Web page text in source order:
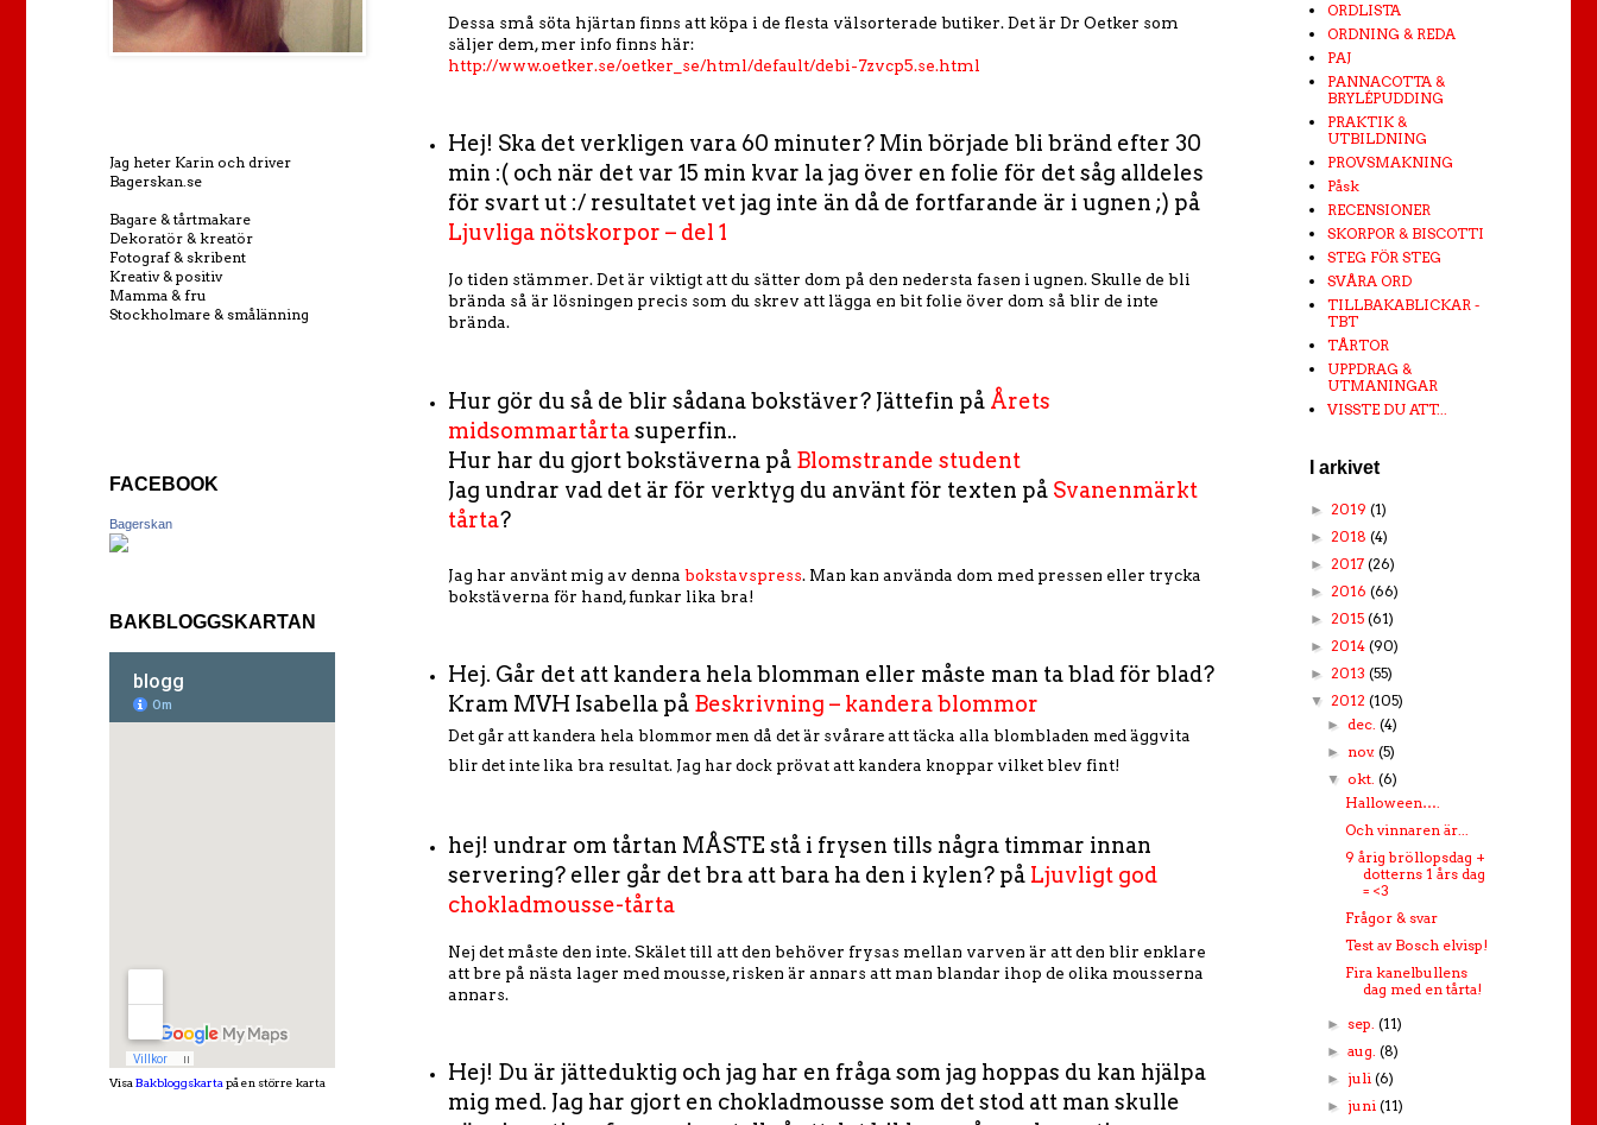
Dessa små söta hjärtan finns att köpa i de flesta välsorterade butiker. Det är Dr Oetker som
säljer dem, mer info finns här:
http://www.oetker.se/oetker_se/html/default/debi-7zvcp5.se.html
Hej! Ska det verkligen vara 60 minuter? Min började bli bränd efter 30
min :( och när det var 15 min kvar la jag över en folie för det såg alldeles
för svart ut :/ resultatet vet jag inte än då de fortfarande är i ugnen ;) på
Ljuvliga nötskorpor – del 1
Jo tiden stämmer. Det är viktigt att du sätter dom på den nedersta fasen i ugnen. Skulle de bli
brända så är lösningen precis som du skrev att lägga en bit folie över dom så blir de inte
brända.
Hur gör du så de blir sådana bokstäver? Jättefin på Årets
midsommartårtasuperfin..
Hur har du gjort bokstäverna på Blomstrande student
Jag undrar vad det är för verktyg du använt för texten på Svanenmärkt
tårta?
Jag har använt mig av denna bokstavspress. Man kan använda dom med pressen eller trycka
bokstäverna för hand, funkar lika bra!
Hej. Går det att kandera hela blomman eller måste man ta blad för blad?
Kram MVH Isabella på Beskrivning – kandera blommor
Det går att kandera hela blommor men då det är svårare att täcka alla blombladen med äggvita
blir det inte lika bra resultat. Jag har dock prövat att kandera knoppar vilket blev fint!
hej! undrar om tårtan MÅSTE stå i frysen tills några timmar innan
servering? eller går det bra att bara ha den i kylen? på Ljuvligt god
chokladmousse-tårta
Nej det måste den inte. Skälet till att den behöver frysas mellan varven är att den blir enklare
att bre på nästa lager med mousse, risken är annars att man blandar ihop de olika mousserna
annars.
Hej! Du är jätteduktig och jag har en fråga som jag hoppas du kan hjälpa
mig med. Jag har gjort en chokladmousse som det stod att man skulle
Jag heter Karin och driver
Bagerskan.se
Bagare & tårtmakare
Dekoratör & kreatör
Fotograf & skribent
Kreativ & positiv
Mamma & fru
Stockholmare & smålänning
FACEBOOK
Bagerskan
BAKBLOGGSKARTAN
Visa Bakbloggskarta på en större karta
ORDLISTA
ORDNING & REDA
PAJ
PANNACOTTA &
BRYLÉPUDDING
PRAKTIK &
UTBILDNING
PROVSMAKNING
Påsk
RECENSIONER
SKORPOR & BISCOTTI
STEG FÖR STEG
SVÅRA ORD
TILLBAKABLICKAR -
TBT
TÅRTOR
UPPDRAG &
UTMANINGAR
VISSTE DU ATT...
I arkivet
► 2019 (1)
► 2018 (4)
► 2017 (26)
► 2016 (66)
► 2015 (61)
► 2014 (90)
► 2013 (55)
▼ 2012 (105)
► dec.(4)
► nov.(5)
▼ okt.(6)
Halloween….
Och vinnaren är...
9 årig bröllopsdag +
dotterns 1 års dag
= <3
Frågor & svar
Test av Bosch elvisp!
Fira kanelbullens
dag med en tårta!
►sep.(11)
►aug.(8)
► juli(6)
► juni(11)